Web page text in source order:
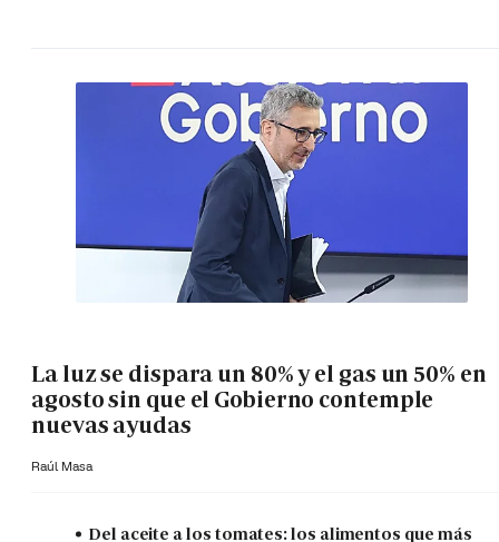
La luz se dispara un 80% y el gas un 50% en
agosto sin que el Gobierno contemple
nuevas ayudas
Raúl Masa
Del aceite a los tomates: los alimentos que más